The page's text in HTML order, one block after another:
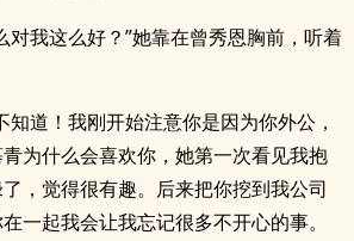
对我这么好？”她靠在曾秀恩胸前，听着
知道！我刚开始注意你是因为你外公，
为什么会喜欢你，她第一次看见我抱
，觉得很有趣。后来把你挖到我公司
一起我会让我忘记很多不开心的事。